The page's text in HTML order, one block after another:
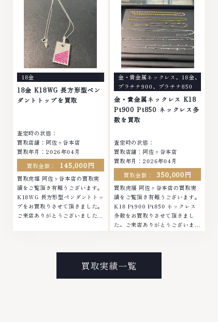
なら、お任せくださいなかでも
金・プラチナ等のアクセサリー・
貴金属・宝石・ダイヤモンド・ジ
ュエリーや ブランド品・時計等
は特に自信を持って、高額査定を
実現しております。 古くて使わ
なくなってしまったアクセサリ
ー、動かなくなってしまった腕時
計、多くのお品物の高価買取りを
実現しており、他店ではお値段の
付かなかったお品物でも、一点一
～19:00定休日: 年中無休
任せくださいなかでも金・プラチ
ナ等のアクセサリー・貴金属・宝
石・ダイヤモンド・ジュエリーや
ブランド品・時計等は特に自信を
持って、高額査定を実現しており
ます。 古くて使わなくなってし
まったアクセサリー、動かなくな
ってしまった腕時計、多くのお品
物の高価買取りを実現しており、
他店ではお値段の付かなかったお
品物でも、一点一点丁寧に無料で
査定します。お気軽にご連絡くだ
さい。TEL: 0120-959-764営
業時間: 10:00～19:00定休日: 年
18金
18金 K18WG 長方形型ペン
ダントトップを買取
査定時の状態：
買取店舗：阿佐ヶ谷本店
買取年月：2026年04月
買取金額：
145,000円
買取虎福 阿佐ヶ谷本店の買取実
績をご覧頂き有難うございます。
K18WG 長方形型ペンダントトッ
プをお買取りさせて頂きました。
ご来店ありがとうございました。
ら、お任せくださいなかでも金・
プラチナ等のアクセサリー・貴金
属・宝石・ダイヤモンド・ジュエ
リーや ブランド品・時計等は特
金・貴金属ネックレス 、 18金、
プラチナ900、 プラチナ850
金・貴金属ネックレス K18
Pt900 Pt850 ネックレス多
数を買取
査定時の状態：
買取店舗：阿佐ヶ谷本店
買取年月：2026年04月
買取金額：
350,000円
買取虎福 阿佐ヶ谷本店の買取実
績をご覧頂き有難うございます。
K18 Pt900 Pt850 ネックレス
多数をお買取りさせて頂きまし
た。ご来店ありがとうございまし
ブランド衣類 お酒買取りのこと
なら、お任せくださいなかでも
金・プラチナ等のアクセサリー・
貴金属・宝石・ダイヤモンド・ジ
買取実績一覧